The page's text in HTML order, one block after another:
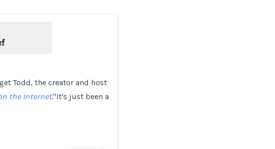
Todd, the creator and host
the Internet."It's just been a